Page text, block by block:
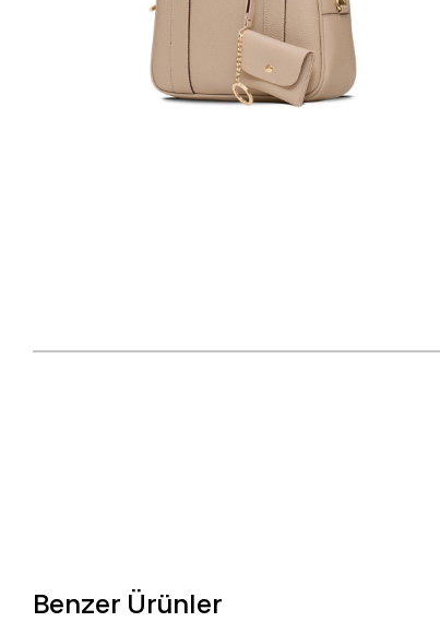
Benzer Ürünler